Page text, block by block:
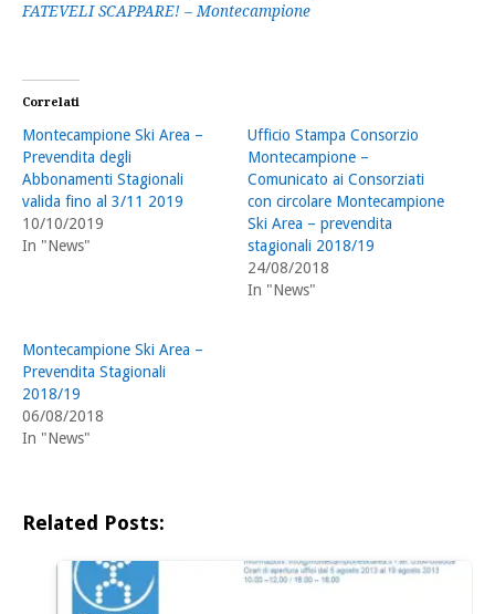
FATEVELI SCAPPARE! – Montecampione
Correlati
Montecampione Ski Area –
Prevendita degli
Abbonamenti Stagionali
valida fino al 3/11 2019
10/10/2019
In "News"
Ufficio Stampa Consorzio
Montecampione –
Comunicato ai Consorziati
con circolare Montecampione
Ski Area – prevendita
stagionali 2018/19
24/08/2018
In "News"
Montecampione Ski Area –
Prevendita Stagionali
2018/19
06/08/2018
In "News"
Related Posts: